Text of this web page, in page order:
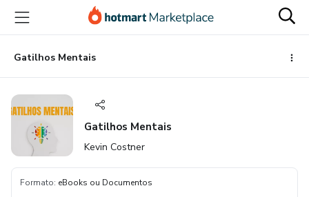
para
conteúdo
principal
para
pagamento
para
rodapé
Gatilhos Mentais
Gatilhos Mentais
Kevin Costner
Formato: eBooks ou Documentos